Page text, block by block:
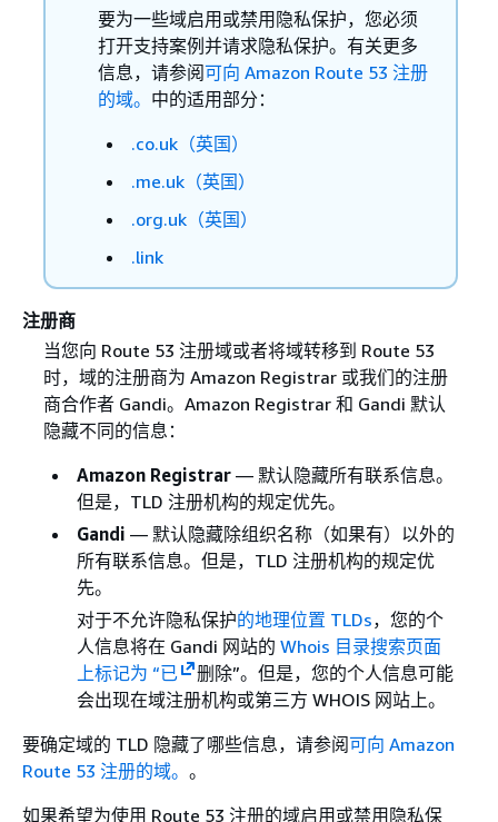
要为一些域启用或禁用隐私保护，您必须
打开支持案例并请求隐私保护。有关更多
信息，请参阅可向 Amazon Route 53 注册
的域。 中的适用部分：
.co.uk（英国）
.me.uk（英国）
.org.uk（英国）
.link
注册商
当您向 Route 53 注册域或者将域转移到 Route 53
时，域的注册商为 Amazon Registrar 或我们的注册
商合作者 Gandi。Amazon Registrar 和 Gandi 默认
隐藏不同的信息：
Amazon Registrar— 默认隐藏所有联系信息。
但是，TLD 注册机构的规定优先。
Gandi — 默认隐藏除组织名称（如果有）以外的
所有联系信息。但是，TLD 注册机构的规定优
先。
对于不允许隐私保护的地理位置 TLDs，您的个
人信息将在 Gandi 网站的 Whois 目录搜索页面
上标记为 “已
删除”。但是，您的个人信息可能
会出现在域注册机构或第三方 WHOIS 网站上。
要确定域的 TLD 隐藏了哪些信息，请参阅可向 Amazon
Route 53 注册的域。 。
如果希望为使用 Route 53 注册的域启用或禁用隐私保